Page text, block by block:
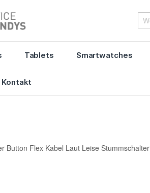
Tablets Smartwatches
Kontakt
Button Flex Kabel Laut Leise Stummschalter